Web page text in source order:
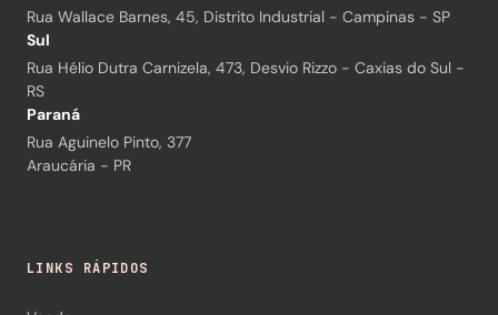
Rua Wallace Barnes, 45, Distrito Industrial - Campinas - SP
Sul
Rua Hélio Dutra Carnizela, 473, Desvio Rizzo - Caxias do Sul -
RS
Paraná
Rua Aguinelo Pinto, 377
Araucária - PR
LINKS RÁPIDOS